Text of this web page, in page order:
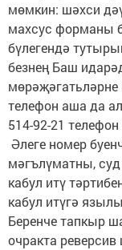
мөмкин: шәхси
махсус форманы
бүлегендә
безнең Баш
мөрәҗәгатьләрне
телефон аша да
514-92-21
Әлеге номер
мәгълүматны,
кабул итү
кабул итүгә
Беренче тапкыр
очракта